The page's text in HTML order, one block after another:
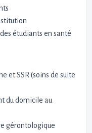
étudiants en santé
et SSR (soins de suite
du domicile au
gérontologique